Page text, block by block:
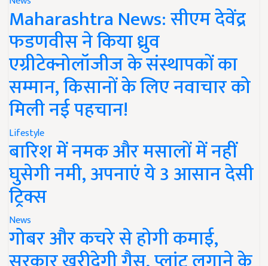
Maharashtra News: सीएम देवेंद्र
फडणवीस ने किया ध्रुव
एग्रीटेक्नोलॉजीज के संस्थापकों का
सम्मान, किसानों के लिए नवाचार को
मिली नई पहचान!
Lifestyle
बारिश में नमक और मसालों में नहीं
घुसेगी नमी, अपनाएं ये 3 आसान देसी
ट्रिक्स
News
गोबर और कचरे से होगी कमाई,